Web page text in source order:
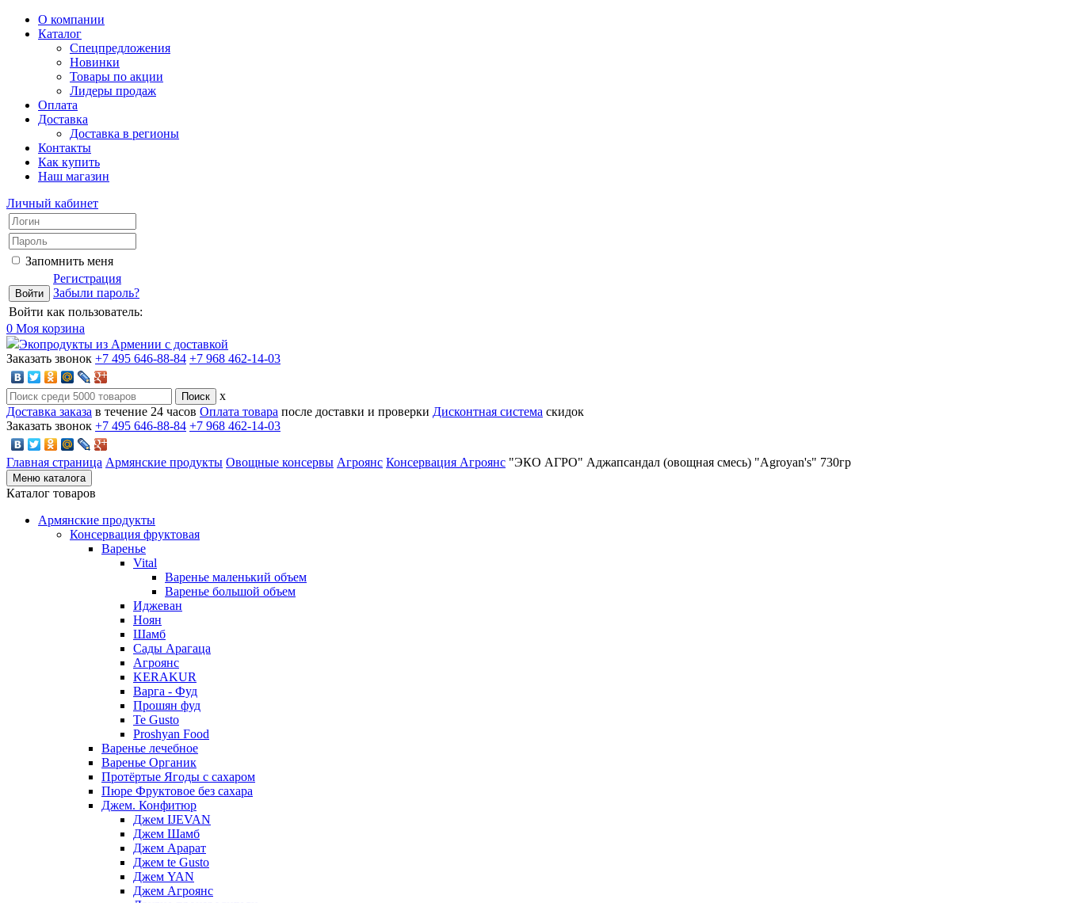
О компании
Каталог
Спецпредложения
Новинки
Товары по акции
Лидеры продаж
Оплата
Доставка
Доставка в регионы
Контакты
Как купить
Наш магазин
Личный кабинет
Запомнить меня
Регистрация
Забыли пароль?
Войти как пользователь:
0 Моя корзина
Экопродукты из Армении с доставкой
Заказать звонок +7 495 646-88-84 +7 968 462-14-03
x
Доставка заказа в течение 24 часов Оплата товара после доставки и проверки Дисконтная система скидок
Заказать звонок +7 495 646-88-84 +7 968 462-14-03
Главная страница Армянские продукты Овощные консервы Агроянс Консервация Агроянс "ЭКО АГРО" Аджапсандал (овощная смесь) "Agroyan's" 730гр
Меню каталога
Каталог товаров
Армянские продукты
Консервация фруктовая
Варенье
Vital
Варенье маленький объем
Варенье большой объем
Иджеван
Ноян
Шамб
Сады Арагаца
Агроянс
KERAKUR
Варга - Фуд
Прошян фуд
Te Gusto
Proshyan Food
Варенье лечебное
Варенье Органик
Протёртые Ягоды с сахаром
Пюре Фруктовое без сахара
Джем. Конфитюр
Джем IJEVAN
Джем Шамб
Джем Арарат
Джем te Gusto
Джем YAN
Джем Агроянс